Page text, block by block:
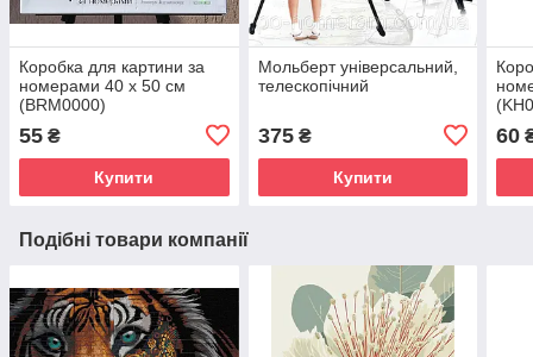
Коробка для картини за
номерами 40 х 50 см
(BRM0000)
55 ₴
Купити
Мольберт універсальний,
телескопічний
375₴
Купити
60
Подібні товари компанії